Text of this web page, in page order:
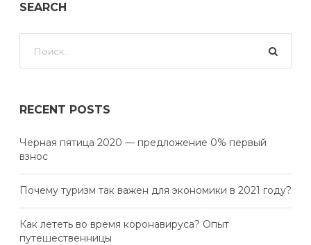
SEARCH
RECENT POSTS
Черная пятица 2020 — предложение 0% первый
взнос
Почему туризм так важен для экономики в 2021 году?
Как лететь во время коронавируса? Опыт
путешественницы